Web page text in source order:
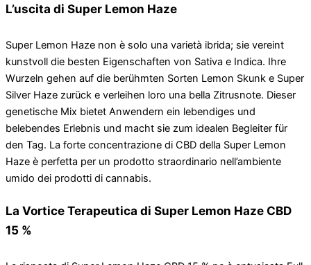
L’uscita di Super Lemon Haze
Super Lemon Haze non è solo una varietà ibrida; sie vereint
kunstvoll die besten Eigenschaften von Sativa e Indica. Ihre
Wurzeln gehen auf die berühmten Sorten Lemon Skunk e Super
Silver Haze zurück e verleihen loro una bella Zitrusnote. Dieser
genetische Mix bietet Anwendern ein lebendiges und
belebendes Erlebnis und macht sie zum idealen Begleiter für
den Tag. La forte concentrazione di CBD della Super Lemon
Haze è perfetta per un prodotto straordinario nell’ambiente
umido dei prodotti di cannabis.
La Vortice Terapeutica di Super Lemon Haze CBD
15 %